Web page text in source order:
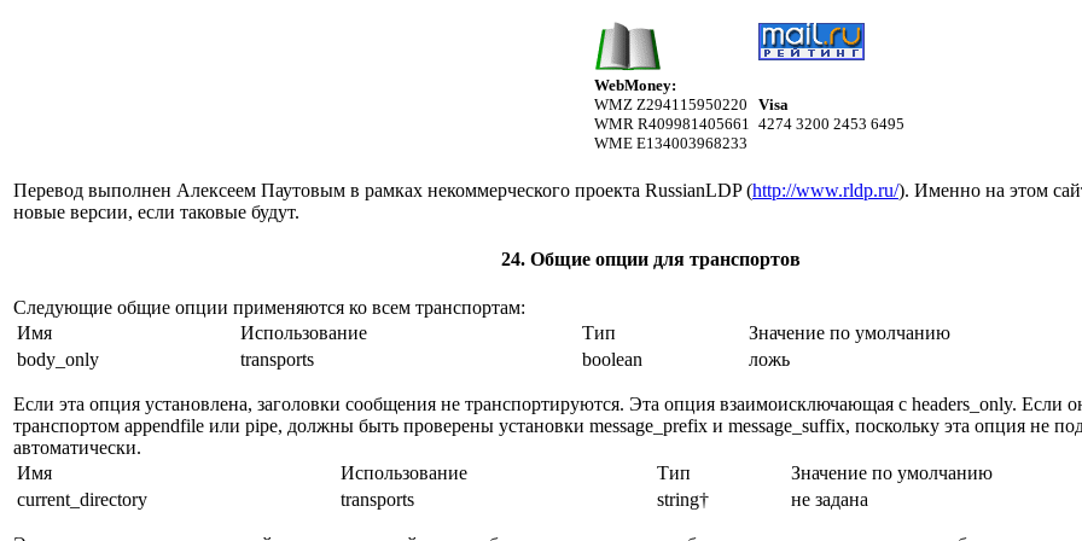
WebMoney:
WMZ Z294115950220
WMR R409981405661
WME E134003968233
Visa
4274 3200 2453 6495
Перевод выполнен Алексеем Паутовым в рамках некоммерческого проекта RussianLDP (http://www.rldp.ru/). Именно на этом
новые версии, если таковые будут.
24. Общие опции для транспортов
Следующие общие опции применяются ко всем транспортам:
Имя
Использование Тип
Значение по умолчанию
body_only
transports boolean ложь
Если эта опция установлена, заголовки сообщения не транспортируются. Эта опция взаимоисключающая с headers_only. Если
транспортом appendfile или pipe, должны быть проверены установки message_prefix и message_suffix, поскольку эта опция не
автоматически.
Имя
Использование Тип
Значение по умолчанию
current_directory
transports string† не задана